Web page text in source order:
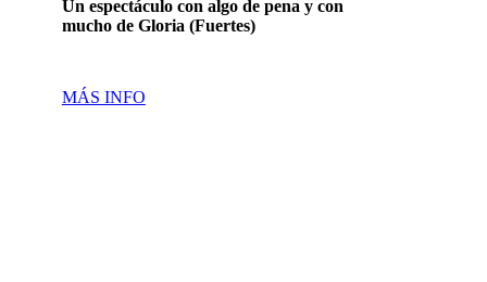
Un espectáculo con algo de pena y con
mucho de Gloria (Fuertes)
MÁS INFO